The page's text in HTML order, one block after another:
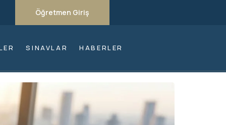
Öğretmen Giriş
SINAVLAR HABERLER